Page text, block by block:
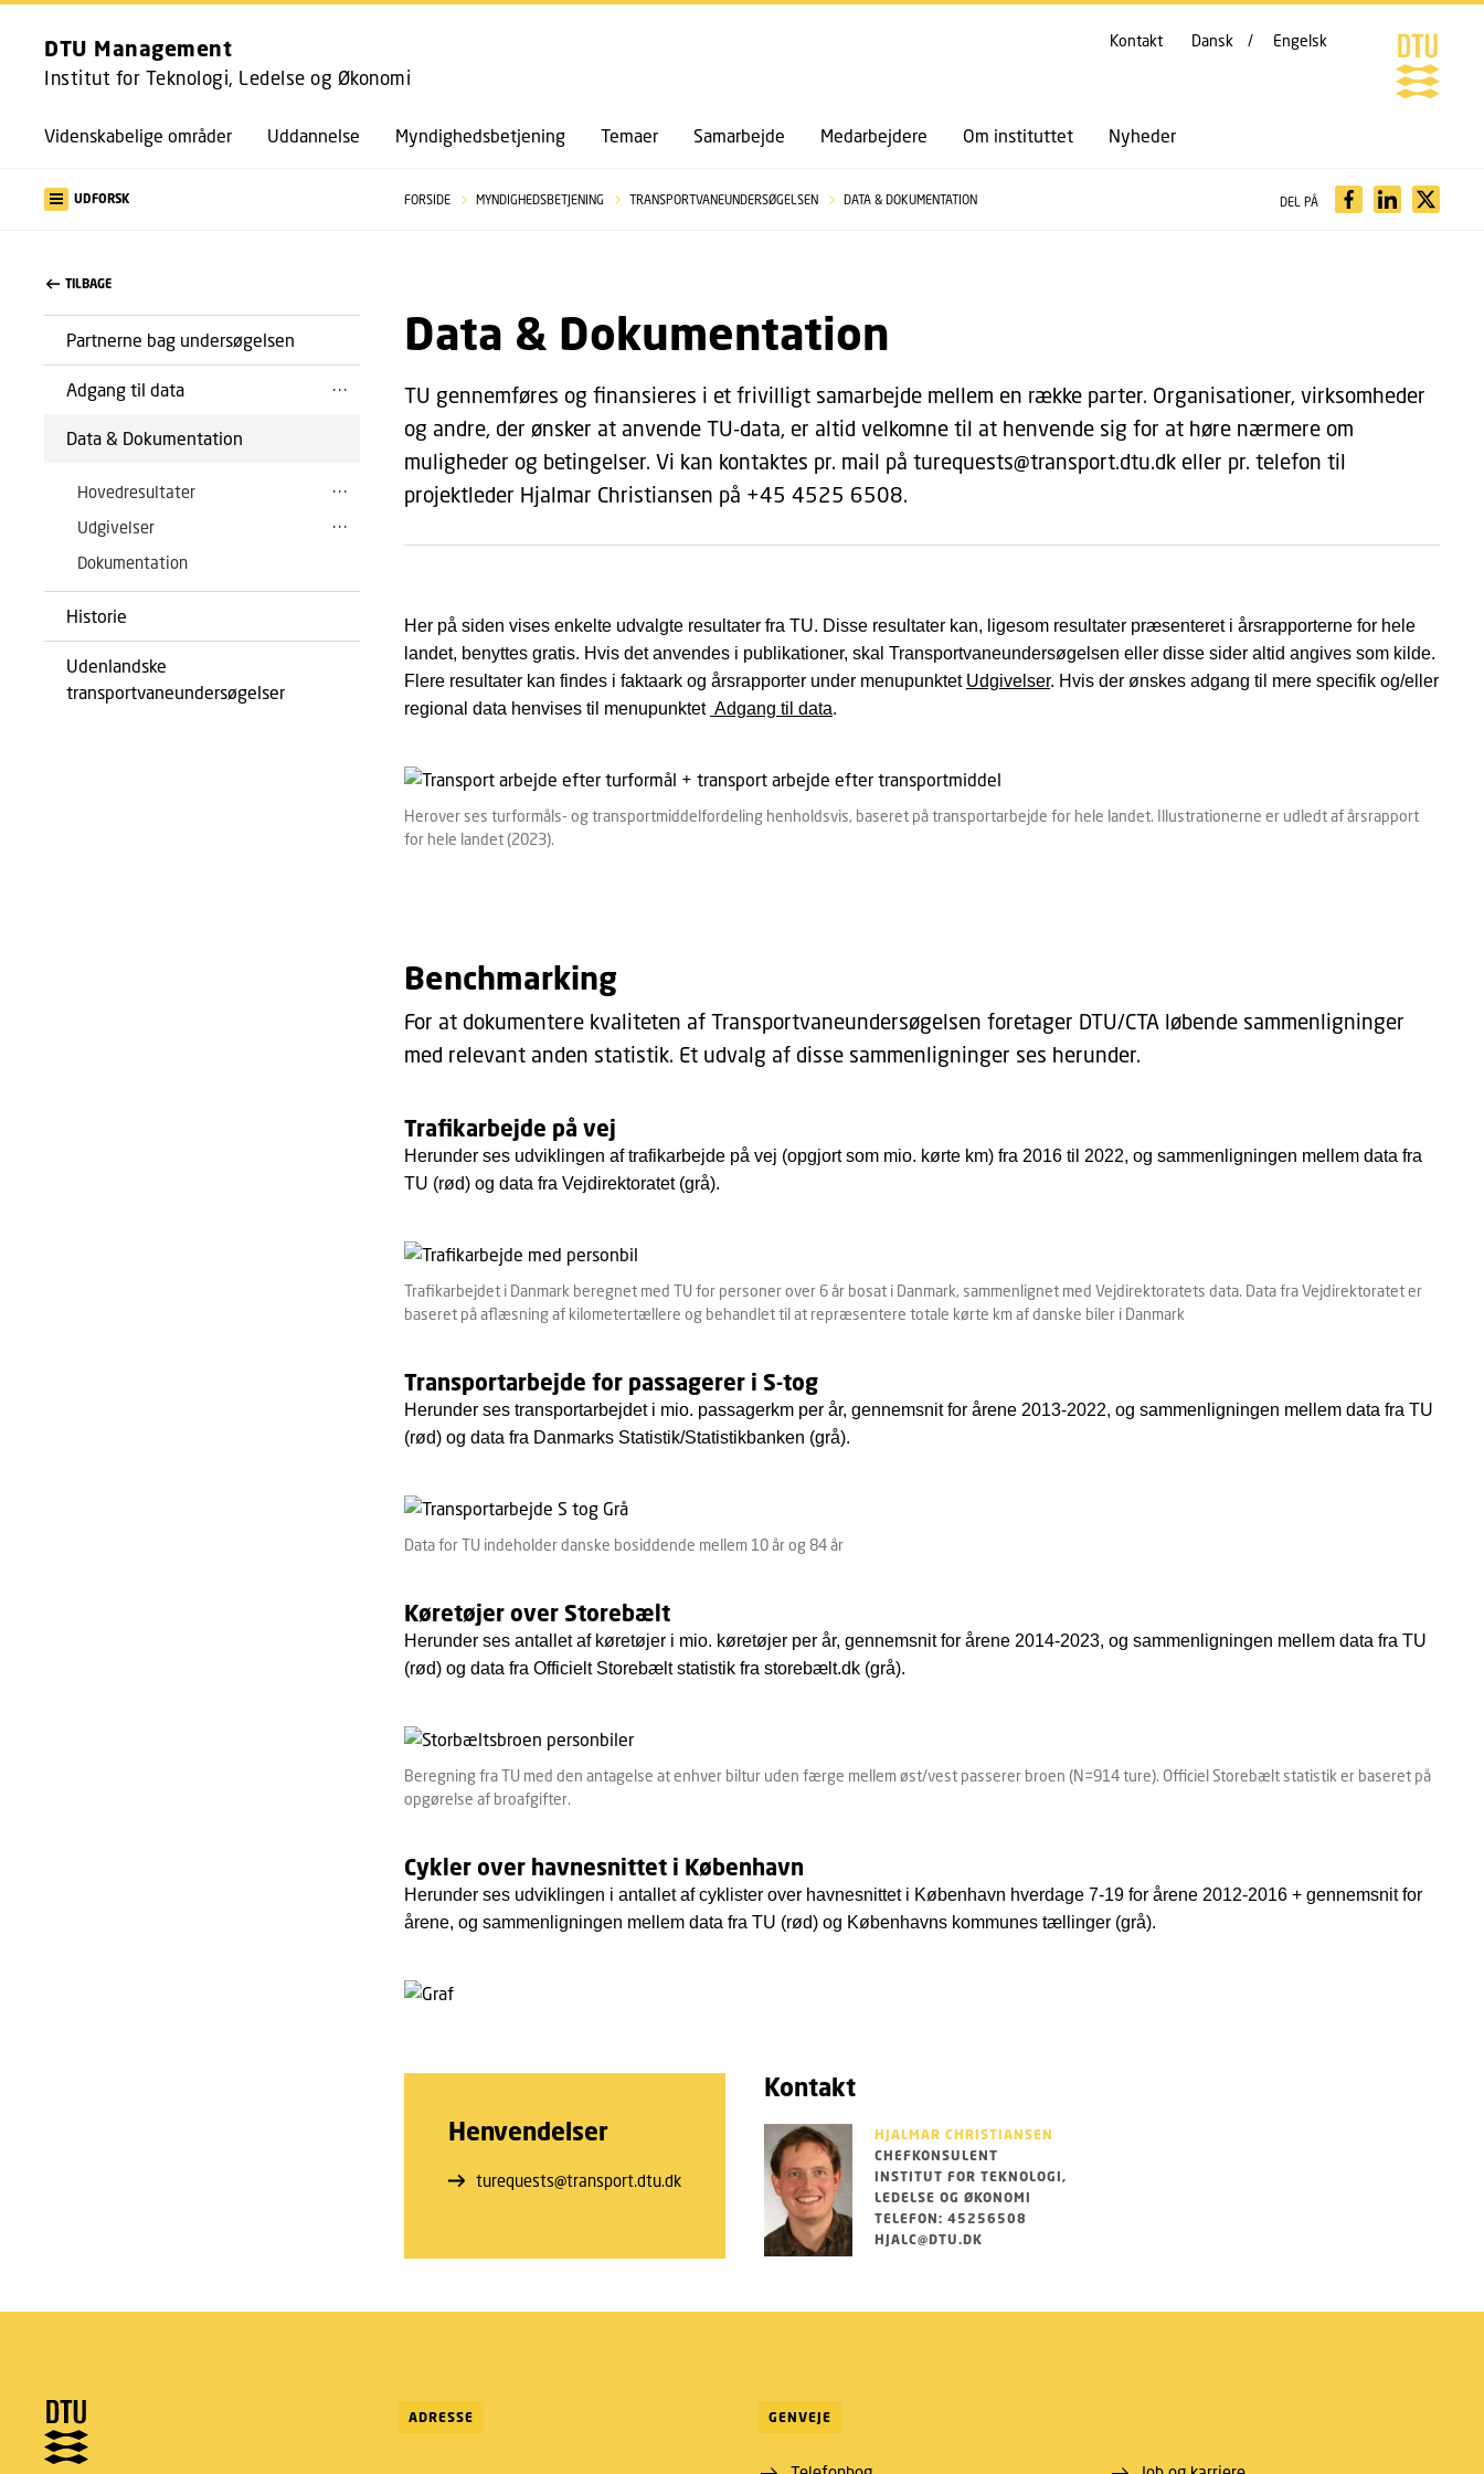
GÅ TIL PRIMÆRT INDHOLD (TRYK ENTER).
DTU Management
Institut for Teknologi, Ledelse og Økonomi
Videnskabelige områder Uddannelse Myndighedsbetjening Temaer Samarbejde Medarbejdere Om instituttet Nyheder
Kontakt Dansk Engelsk
UDFORSK FORSIDE MYNDIGHEDSBETJENING TRANSPORTVANEUNDERSØGELSEN DATA & DOKUMENTATION DEL PÅ
TILBAGE
Partnerne bag undersøgelsen
Adgang til data
Data & Dokumentation
Hovedresultater
Udgivelser
Dokumentation
Historie
Udenlandske
transportvaneundersøgelser
Data & Dokumentation
TU gennemføres og finansieres i et frivilligt samarbejde mellem en række parter. Organisationer, virksomheder
og andre, der ønsker at anvende TU-data, er altid velkomne til at henvende sig for at høre nærmere om
muligheder og betingelser. Vi kan kontaktes pr. mail på turequests@transport.dtu.dk eller pr. telefon til
projektleder Hjalmar Christiansen på +45 4525 6508.
Her på siden vises enkelte udvalgte resultater fra TU. Disse resultater kan, ligesom resultater præsenteret i årsrapporterne for hele
landet, benyttes gratis. Hvis det anvendes i publikationer, skal Transportvaneundersøgelsen eller disse sider altid angives som kilde.
Flere resultater kan findes i faktaark og årsrapporter under menupunktet Udgivelser. Hvis der ønskes adgang til mere specifik og/eller
regional data henvises til menupunktet Adgang til data.
Herover ses turformåls- og transportmiddelfordeling henholdsvis, baseret på transportarbejde for hele landet. Illustrationerne er udledt af årsrapport
for hele landet (2023).
Benchmarking
For at dokumentere kvaliteten af Transportvaneundersøgelsen foretager DTU/CTA løbende sammenligninger
med relevant anden statistik. Et udvalg af disse sammenligninger ses herunder.
Trafikarbejde på vej
Herunder ses udviklingen af trafikarbejde på vej (opgjort som mio. kørte km) fra 2016 til 2022, og sammenligningen mellem data fra
TU (rød) og data fra Vejdirektoratet (grå).
Trafikarbejdet i Danmark beregnet med TU for personer over 6 år bosat i Danmark, sammenlignet med Vejdirektoratets data. Data fra Vejdirektoratet er
baseret på aflæsning af kilometertællere og behandlet til at repræsentere totale kørte km af danske biler i Danmark
Transportarbejde for passagerer i S-tog
Herunder ses transportarbejdet i mio. passagerkm per år, gennemsnit for årene 2013-2022, og sammenligningen mellem data fra TU
(rød) og data fra Danmarks Statistik/Statistikbanken (grå).
Data for TU indeholder danske bosiddende mellem 10 år og 84 år
Køretøjer over Storebælt
Herunder ses antallet af køretøjer i mio. køretøjer per år, gennemsnit for årene 2014-2023, og sammenligningen mellem data fra TU
(rød) og data fra Officielt Storebælt statistik fra storebælt.dk (grå).
Beregning fra TU med den antagelse at enhver biltur uden færge mellem øst/vest passerer broen (N=914 ture). Officiel Storebælt statistik er baseret på
opgørelse af broafgifter.
Cykler over havnesnittet i København
Herunder ses udviklingen i antallet af cyklister over havnesnittet i København hverdage 7-19 for årene 2012-2016 + gennemsnit for
årene, og sammenligningen mellem data fra TU (rød) og Københavns kommunes tællinger (grå).
Henvendelser
turequests@transport.dtu.dk
Kontakt
HJALMAR CHRISTIANSEN
CHEFKONSULENT
INSTITUT FOR TEKNOLOGI,
LEDELSE OG ØKONOMI
TELEFON: 45256508
HJALC@DTU.DK
ADRESSE GENVEJE